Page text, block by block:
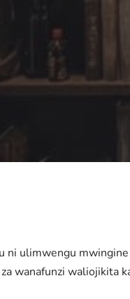
ni ulimwengu
za wanafunzi